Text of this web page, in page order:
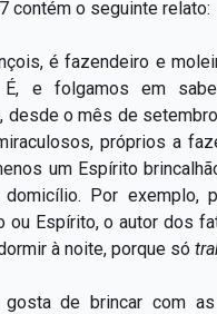
contém o seguinte relato:
é fazendeiro e
É, e folgamos em
desde o mês de
próprios a
um Espírito
Por exemplo,
ou Espírito, o autor dos
à noite, porque só
gosta de brincar com